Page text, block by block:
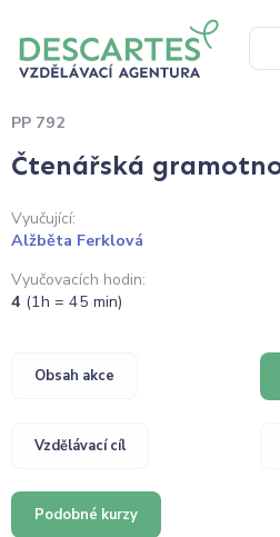
PP 792
Čtenářská
Vyučující:
Alžběta Ferklová
Vyučovacích hodin:
4 (1h = 45 min)
Obsah akce
Vzdělávací cíl
Podobné kurzy